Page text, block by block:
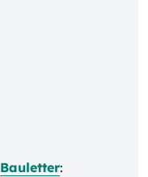
Bauletter: